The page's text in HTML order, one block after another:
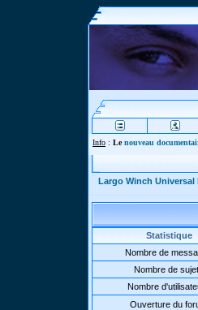
Info : Lenouveau
Largo Winch
Statistique
Nombre de
Nombre de
Nombre
Ouverture du